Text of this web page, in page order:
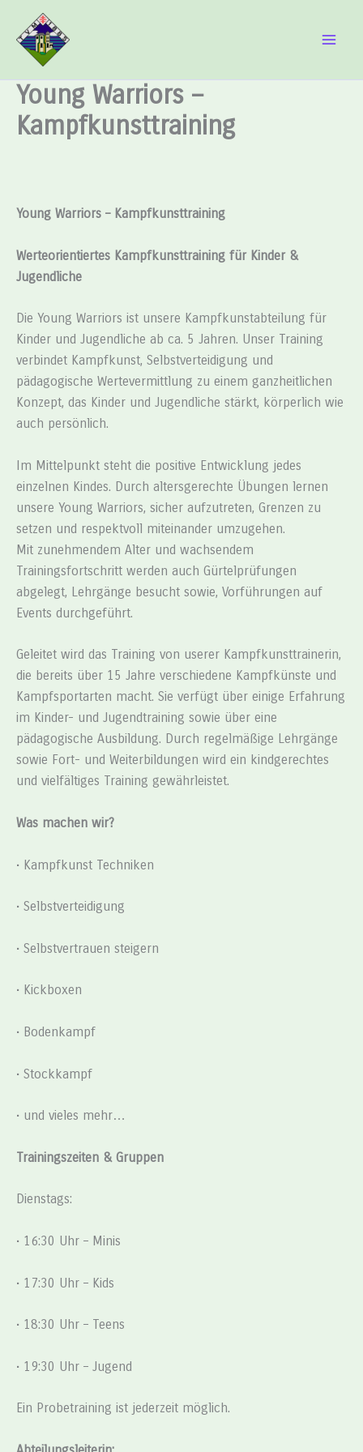
Inhalt
springen
Young Warriors –
Kampfkunsttraining
Young Warriors – Kampfkunsttraining
Werteorientiertes Kampfkunsttraining für Kinder &
Jugendliche
Die Young Warriors ist unsere Kampfkunstabteilung für
Kinder und Jugendliche ab ca. 5 Jahren. Unser Training
verbindet Kampfkunst, Selbstverteidigung und
pädagogische Wertevermittlung zu einem ganzheitlichen
Konzept, das Kinder und Jugendliche stärkt, körperlich wie
auch persönlich.
Im Mittelpunkt steht die positive Entwicklung jedes
einzelnen Kindes. Durch altersgerechte Übungen lernen
unsere Young Warriors, sicher aufzutreten, Grenzen zu
setzen und respektvoll miteinander umzugehen.
Mit zunehmendem Alter und wachsendem
Trainingsfortschritt werden auch Gürtelprüfungen
abgelegt, Lehrgänge besucht sowie, Vorführungen auf
Events durchgeführt.
Geleitet wird das Training von userer Kampfkunsttrainerin,
die bereits über 15 Jahre verschiedene Kampfkünste und
Kampfsportarten macht. Sie verfügt über einige Erfahrung
im Kinder- und Jugendtraining sowie über eine
pädagogische Ausbildung. Durch regelmäßige Lehrgänge
sowie Fort- und Weiterbildungen wird ein kindgerechtes
und vielfältiges Training gewährleistet.
Was machen wir?
• Kampfkunst Techniken
• Selbstverteidigung
• Selbstvertrauen steigern
• Kickboxen
• Bodenkampf
• Stockkampf
• und vieles mehr…
Trainingszeiten & Gruppen
Dienstags:
• 16:30 Uhr – Minis
• 17:30 Uhr – Kids
• 18:30 Uhr – Teens
• 19:30 Uhr – Jugend
Ein Probetraining ist jederzeit möglich.